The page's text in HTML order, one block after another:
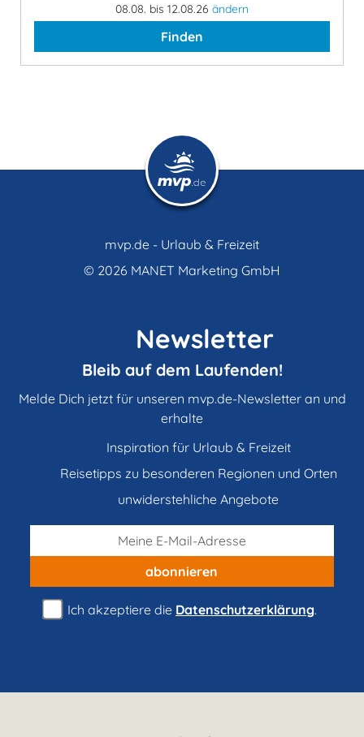
08.08. bis 12.08.26 ändern
Finden
mvp.de - Urlaub & Freizeit
© 2026 MANET Marketing GmbH
Newsletter
Bleib auf dem Laufenden!
Melde Dich jetzt für unseren mvp.de-Newsletter an und
erhalte
Inspiration für Urlaub & Freizeit
Reisetipps zu besonderen Regionen und Orten
unwiderstehliche Angebote
abonnieren
Ich akzeptiere die Datenschutzerklärung.